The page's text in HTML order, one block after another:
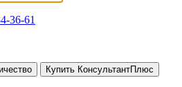
36-61
Купить КонсультантПлюс